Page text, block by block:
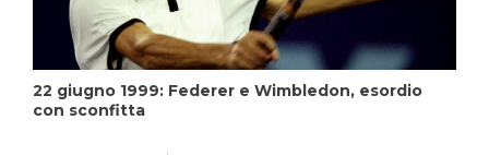
22 giugno 1999: Federer e Wimbledon, esordio
con sconfitta